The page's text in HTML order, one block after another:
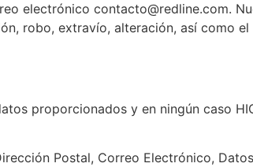
electrónico contacto@redline.com.
robo, extravío, alteración, así como
proporcionados y en ningún caso
Postal, Correo Electrónico,